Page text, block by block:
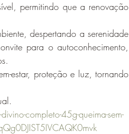
permitindo que a renovação
despertando a serenidade
para o autoconhecimento,
estar, proteção e luz, tornando
completo-45g-queima-sem-